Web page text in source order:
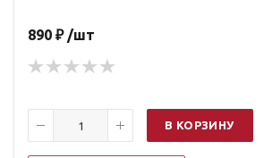
890 ₽ /шт
В КОРЗИНУ